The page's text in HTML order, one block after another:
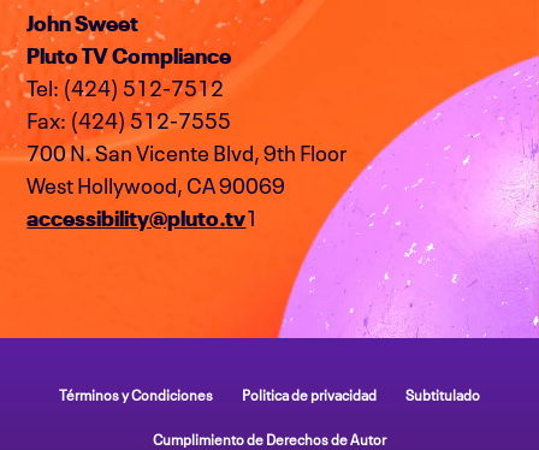
John Sweet
Pluto TV Compliance
Tel: (424) 512-7512
Fax: (424) 512-7555
700 N. San Vicente Blvd, 9th Floor
West Hollywood, CA 90069
accessibility@pluto.tv1
Términos y Condiciones Politica de privacidad Subtitulado
Cumplimiento de Derechos de Autor